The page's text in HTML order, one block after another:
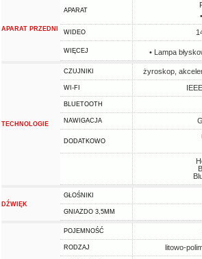
APARAT PRZEDNI
APARAT
WIDEO
WIĘCEJ • Lampa
TECHNOLOGIE
CZUJNIKI żyroskop,
WI-FI
BLUETOOTH
NAWIGACJA
DODATKOWO
DŹWIĘK
GŁOŚNIKI
GNIAZDO 3,5MM
POJEMNOŚĆ
RODZAJ litowo-